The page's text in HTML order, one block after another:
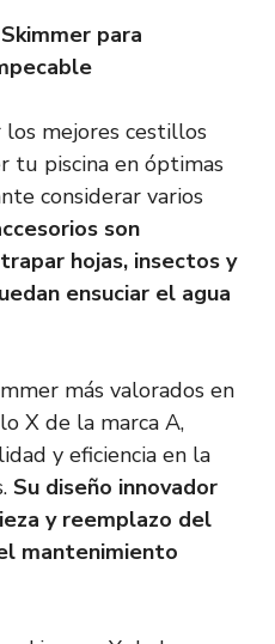
para
mejores cestillos
tu piscina en óptimas
considerar varios
son
hojas, insectos y
ensuciar el agua
más valorados en
X de la marca A,
y eficiencia en la
Su diseño innovador
y reemplazo del
mantenimiento